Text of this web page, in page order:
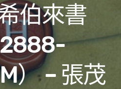
伯來書
） – 張茂